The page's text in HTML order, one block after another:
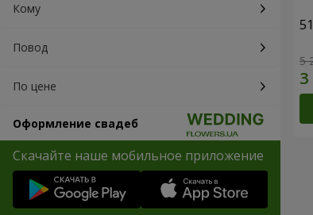
Кому
Повод
По цене
Оформление свадеб
Скачайте наше мобильное приложение
5